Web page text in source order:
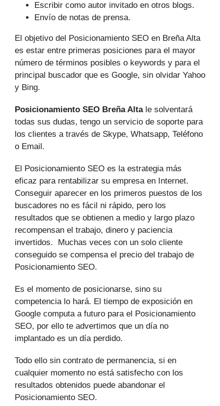
Escribir como autor invitado en otros blogs.
Envío de notas de prensa.
El objetivo del Posicionamiento SEO en Breña Alta
es estar entre primeras posiciones para el mayor
número de tér­minos posibles o keywords y para el
principal buscador que es Google, sin olvidar Yahoo
y Bing.
Posicionamiento SEO Breña Altale solventará
todas sus dudas, tengo un servicio de soporte para
los clientes a través de Skype, Whatsapp, Teléfono
o Email.
El Posicionamiento SEO es la estrategia más
eficaz para rentabilizar su empresa en Internet.
Conseguir aparecer en los primeros puestos de los
buscadores no es fácil ni rápido, pero los
resultados que se obtienen a medio y largo plazo
recompensan el trabajo, dinero y paciencia
invertidos. Muchas veces con un solo cliente
conseguido se compensa el precio del trabajo de
Posicionamiento SEO.
Es el momento de posicionarse, sino su
competencia lo hará. El tiempo de exposición en
Google computa a futuro para el Posicionamiento
SEO, por ello te advertimos que un día no
implantado es un día perdido.
Todo ello sin contrato de permanencia, si en
cualquier momento no está satisfecho con los
resultados obtenidos puede abandonar el
Posicionamiento SEO.